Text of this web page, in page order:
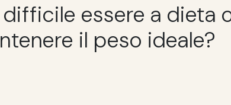
difficile essere a dieta
il peso ideale?